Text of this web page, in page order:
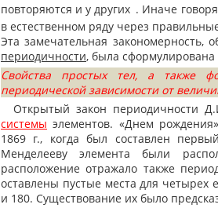
повторяются и у других . Иначе
в естественном ряду через
Эта замечательная
периодичности, была
Свойства простых тел, а также
периодической зависимости от
Открытый закон периодичности
системы элементов. «Днем
1869 г., когда был составлен
Менделееву элемента были
расположение отражало также
оставлены пустые места для
и 180. Существование их было